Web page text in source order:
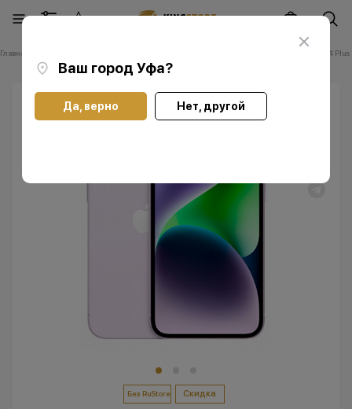
Ваш город Уфа?
Да, верно Нет, другой
Главная Смартфоны Apple iPhone 14 Plus
Без RuStore Скидка